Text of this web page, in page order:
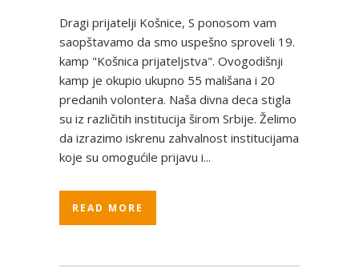
Dragi prijatelji Košnice, S ponosom vam
saopštavamo da smo uspešno sproveli 19.
kamp "Košnica prijateljstva". Ovogodišnji
kamp je okupio ukupno 55 mališana i 20
predanih volontera. Naša divna deca stigla
su iz različitih institucija širom Srbije. Želimo
da izrazimo iskrenu zahvalnost institucijama
koje su omogućile prijavu i...
READ MORE